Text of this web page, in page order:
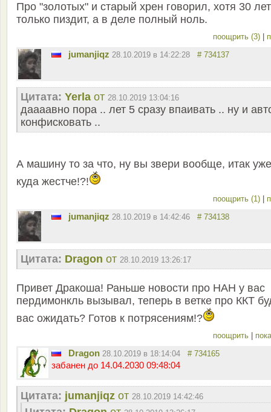
Про "золотых" и старый хрен говорил, хотя 30 лет
только пиздит, а в деле полный ноль.
поощрить (3)
jumanjiqz 28.10.2019 в 14:22:28 # 734137
Цитата: Yerla от 28.10.2019 13:04:16
даааавно пора .. лет 5 сразу впаивать .. ну и
конфисковать ..
А машину то за что, ну вы звери вообще, итак
куда жестче!?!
поощрить (1)
jumanjiqz 28.10.2019 в 14:42:46 # 734138
Цитата: Dragon от 28.10.2019 13:26:17
Привет Дракоша! Раньше новости про НАН у вас
пердимонкль вызывал, теперь в ветке про ККТ
вас ожидать? Готов к потрясениям!?
поощрить
Dragon 28.10.2019 в 18:14:04 # 734165
забанен до 14.04.2030 09:48:04
Цитата: jumanjiqz от 28.10.2019 14:42:46